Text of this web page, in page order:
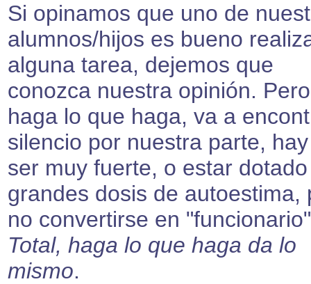
Si opinamos que uno de
alumnos/hijos es bueno
alguna tarea, dejemos que
conozca nuestra opinión.
haga lo que haga, va a
silencio por nuestra parte,
ser muy fuerte, o estar
grandes dosis de autoestima,
no convertirse en
Total, haga lo que haga da lo
mismo.